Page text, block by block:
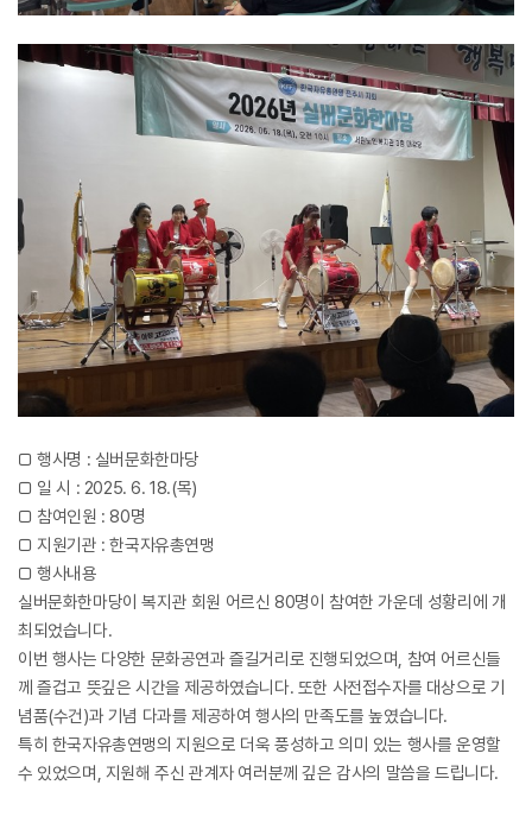
□ 행사명 : 실버문화한마당
□ 일 시 : 2025. 6. 18.(목)
□ 참여인원 : 80명
□ 지원기관 : 한국자유총연맹
□ 행사내용
실버문화한마당이 복지관 회원 어르신 80명이 참여한 가운데 성황리에 개
최되었습니다.
이번 행사는 다양한 문화공연과 즐길거리로 진행되었으며, 참여 어르신들
께 즐겁고 뜻깊은 시간을 제공하였습니다. 또한 사전접수자를 대상으로 기
념품(수건)과 기념 다과를 제공하여 행사의 만족도를 높였습니다.
특히 한국자유총연맹의 지원으로 더욱 풍성하고 의미 있는 행사를 운영할
수 있었으며, 지원해 주신 관계자 여러분께 깊은 감사의 말씀을 드립니다.